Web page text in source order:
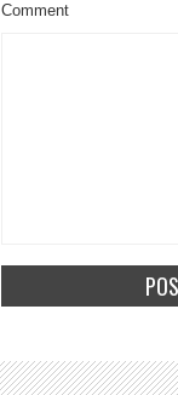
Comment